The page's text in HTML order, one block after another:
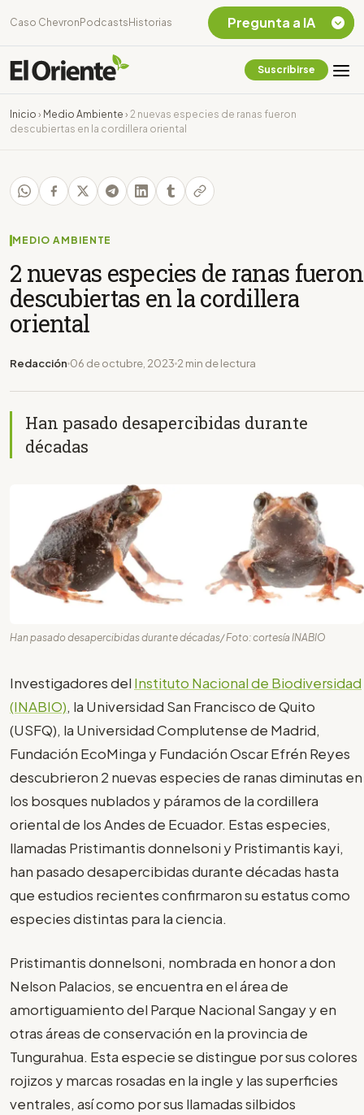
Caso Chevron Podcasts Historias
Suscribirse
Inicio › Medio Ambiente › 2 nuevas especies de ranas fueron
descubiertas en la cordillera oriental
MEDIO AMBIENTE
2 nuevas especies de ranas fueron
descubiertas en la cordillera
oriental
Redacción 06 de octubre, 2023 2 min de lectura
Han pasado desapercibidas durante
décadas
Han pasado desapercibidas durante décadas/ Foto: cortesía INABIO
Investigadores del Instituto Nacional de Biodiversidad
(INABIO), la Universidad San Francisco de Quito
(USFQ), la Universidad Complutense de Madrid,
Fundación EcoMinga y Fundación Oscar Efrén Reyes
descubrieron 2 nuevas especies de ranas diminutas en
los bosques nublados y páramos de la cordillera
oriental de los Andes de Ecuador. Estas especies,
llamadas Pristimantis donnelsoni y Pristimantis kayi,
han pasado desapercibidas durante décadas hasta
que estudios recientes confirmaron su estatus como
especies distintas para la ciencia.
Pristimantis donnelsoni, nombrada en honor a don
Nelson Palacios, se encuentra en el área de
amortiguamiento del Parque Nacional Sangay y en
otras áreas de conservación en la provincia de
Tungurahua. Esta especie se distingue por sus colores
rojizos y marcas rosadas en la ingle y las superficies
ventrales, así como por sus llamadas silbidos
Pregunta a IA
Chevron Ecuador